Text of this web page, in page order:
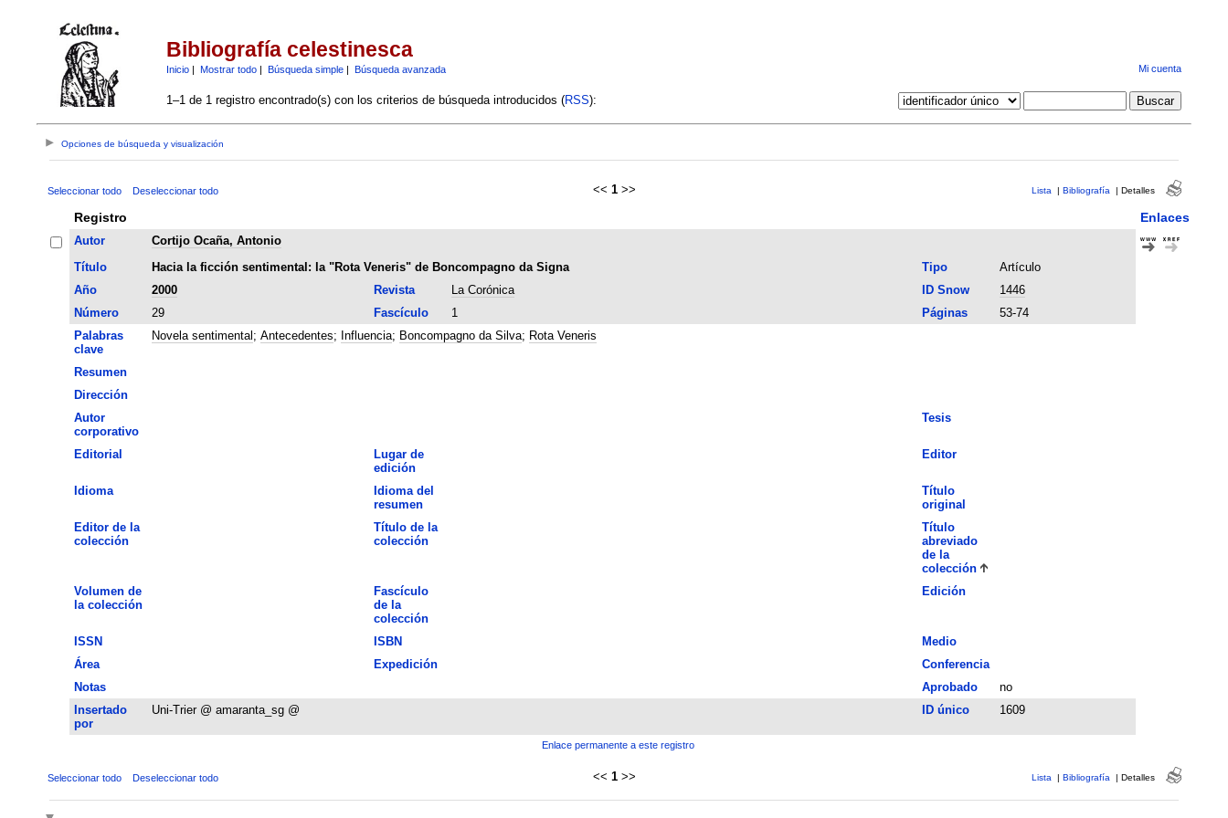
Bibliografía celestinesca
Inicio| Mostrar todo| Búsqueda simple| Búsqueda avanzada Mi cuenta
1–1 de 1 registro encontrado(s) con los criterios de búsqueda introducidos (RSS):
Opciones de búsqueda y visualización
Seleccionar todo Deseleccionar todo << 1 >> Lista | Bibliografía | Detalles
Registro Enlaces
Autor
Cortijo Ocaña, Antonio
Título
Hacia la ficción sentimental: la "Rota Veneris" de Boncompagno da Signa Tipo
Artículo
Año
2000 Revista La Corónica ID Snow
1446
Número
29 Fascículo 1 Páginas
53-74
Palabras
clave
Novela sentimental ; Antecedentes; Influencia; Boncompagno da Silva; Rota Veneris
Resumen
Dirección
Autor
corporativo
Tesis
Editorial
Lugar de
edición
Editor
Idioma
Idioma del
resumen
Título
original
Editor de la
colección
Título de la
colección
Título
abreviado
de la
colección
Volumen de
la colección
Fascículo
de la
colección
Edición
ISSN ISBN
Medio
Área
Expedición
Conferencia
Notas
Aprobado
no
Insertado
por
Uni-Trier @ amaranta_sg @ ID único 1609
Enlace permanente a este registro
Seleccionar todo Deseleccionar todo << 1 >> Lista | Bibliografía | Detalles